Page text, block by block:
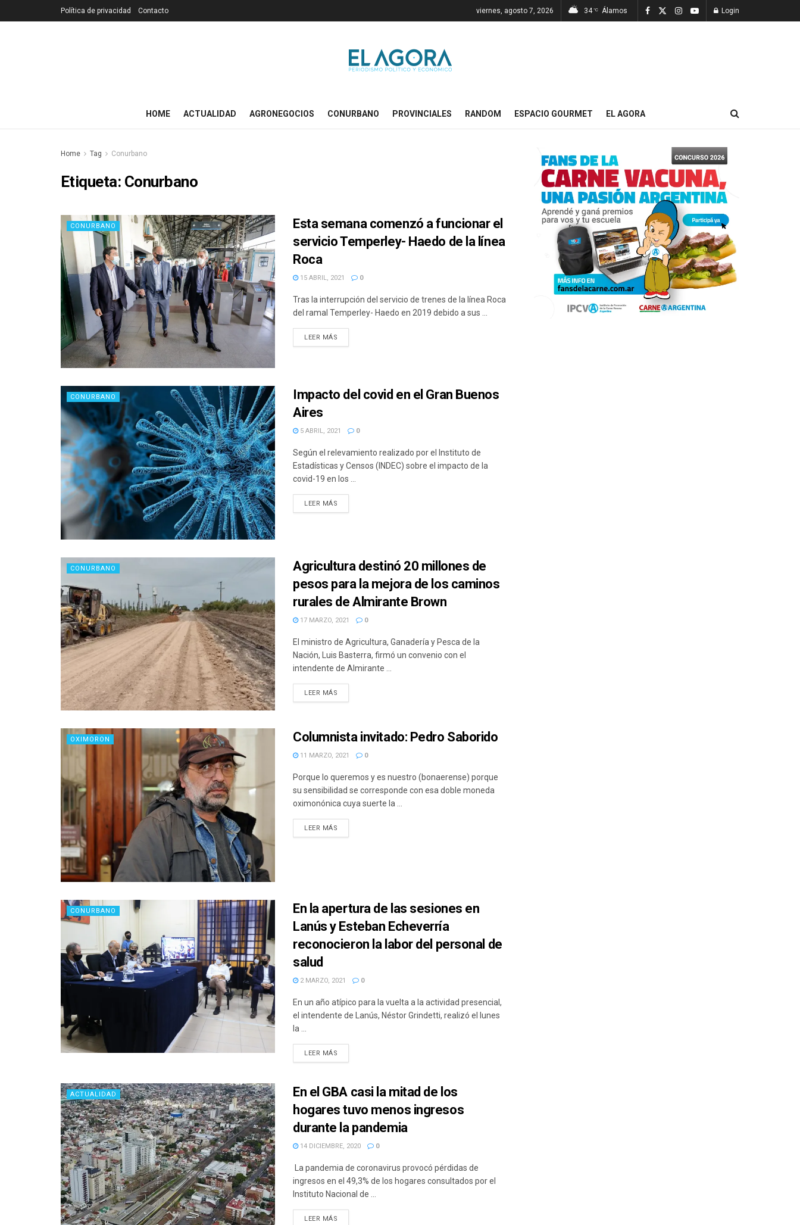
Política de privacidad Contacto viernes, agosto 7, 2026 34 °C Álamos Login
HOME ACTUALIDAD AGRONEGOCIOS CONURBANO PROVINCIALES RANDOM ESPACIO GOURMET EL AGORA
Home Tag Conurbano
Etiqueta: Conurbano
CONURBANO
Esta semana comenzó a funcionar el
servicio Temperley- Haedo de la línea
Roca
15 ABRIL, 2021 0
Tras la interrupción del servicio de trenes de la línea Roca
del ramal Temperley- Haedo en 2019 debido a sus ...
LEER MÁS
CONURBANO
Impacto del covid en el Gran Buenos
Aires
5 ABRIL, 2021 0
Según el relevamiento realizado por el Instituto de
Estadísticas y Censos (INDEC) sobre el impacto de la
covid-19 en los ...
LEER MÁS
CONURBANO
Agricultura destinó 20 millones de
pesos para la mejora de los caminos
rurales de Almirante Brown
17 MARZO, 2021 0
El ministro de Agricultura, Ganadería y Pesca de la
Nación, Luis Basterra, firmó un convenio con el
intendente de Almirante ...
LEER MÁS
OXIMORON Columnista invitado: Pedro Saborido
11 MARZO, 2021 0
Porque lo queremos y es nuestro (bonaerense) porque
su sensibilidad se corresponde con esa doble moneda
oximonónica cuya suerte la ...
LEER MÁS
CONURBANO
En la apertura de las sesiones en
Lanús y Esteban Echeverría
reconocieron la labor del personal de
salud
2 MARZO, 2021 0
En un año atípico para la vuelta a la actividad presencial,
el intendente de Lanús, Néstor Grindetti, realizó el lunes
la ...
LEER MÁS
ACTUALIDAD
En el GBA casi la mitad de los
hogares tuvo menos ingresos
durante la pandemia
14 DICIEMBRE, 2020 0
La pandemia de coronavirus provocó pérdidas de
ingresos en el 49,3% de los hogares consultados por el
Instituto Nacional de ...
LEER MÁS